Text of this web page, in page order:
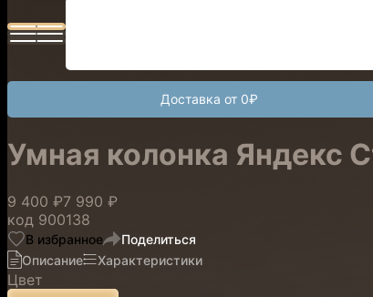
Доставка от 0₽
Умная колонка Яндекс
9 400 ₽7 990 ₽
код 900138
В избранное
Поделиться
Описание
Характеристики
Цвет